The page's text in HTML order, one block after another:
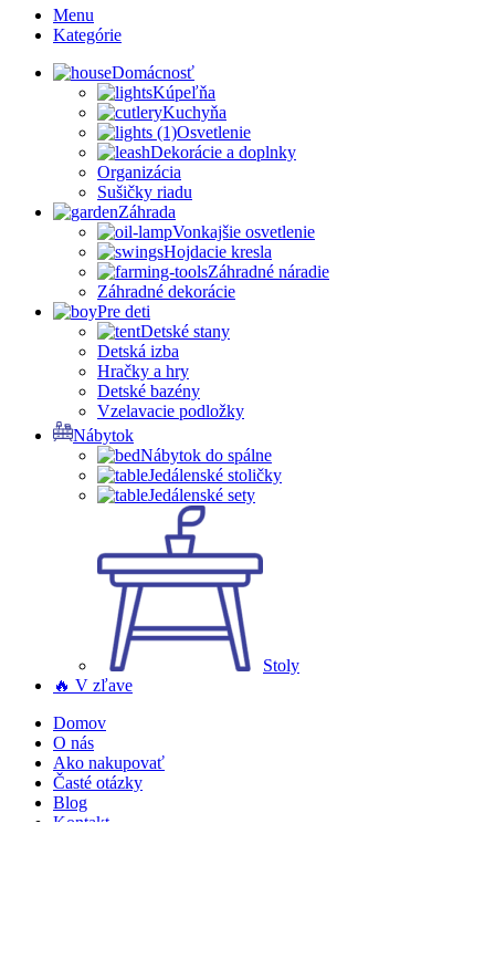
Menu
Kategórie
Domácnosť
Kúpeľňa
Kuchyňa
Osvetlenie
Dekorácie a doplnky
Organizácia
Sušičky riadu
Záhrada
Vonkajšie osvetlenie
Hojdacie kresla
Záhradné náradie
Záhradné dekorácie
Pre deti
Detské stany
Detská izba
Hračky a hry
Detské bazény
Vzelavacie podložky
Nábytok
Nábytok do spálne
Jedálenské stoličky
Jedálenské sety
Stoly
🔥 V zľave
Domov
O nás
Ako nakupovať
Časté otázky
Blog
Kontakt